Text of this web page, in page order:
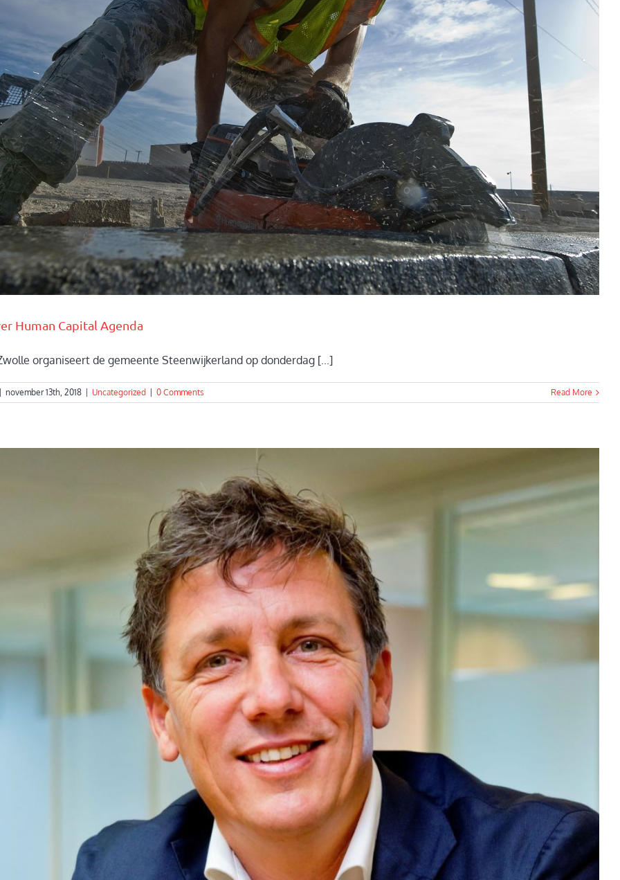
Human Capital Agenda
organiseert de gemeente Steenwijkerland op donderdag [...]
november 13th, 2018 Uncategorized 0 Comments Read More